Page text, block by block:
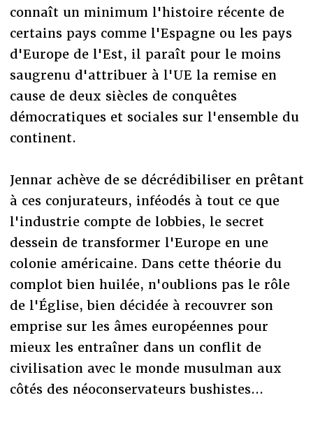
connaît un minimum l'histoire récente de
certains pays comme l'Espagne ou les pays
d'Europe de l'Est, il paraît pour le moins
saugrenu d'attribuer à l'UE la remise en
cause de deux siècles de conquêtes
démocratiques et sociales sur l'ensemble du
continent.
Jennar achève de se décrédibiliser en prêtant
à ces conjurateurs, inféodés à tout ce que
l'industrie compte de lobbies, le secret
dessein de transformer l'Europe en une
colonie américaine. Dans cette théorie du
complot bien huilée, n'oublions pas le rôle
de l'Église, bien décidée à recouvrer son
emprise sur les âmes européennes pour
mieux les entraîner dans un conflit de
civilisation avec le monde musulman aux
côtés des néoconservateurs bushistes...